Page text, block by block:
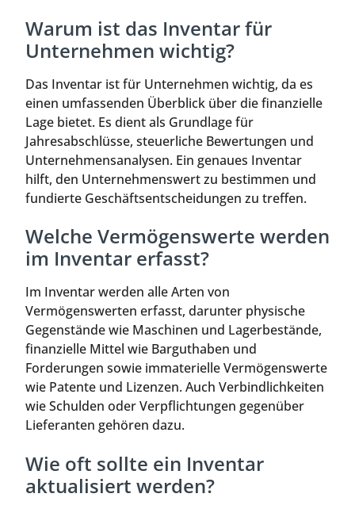
Warum ist das Inventar für
Unternehmen wichtig?
Das Inventar ist für Unternehmen wichtig, da es
einen umfassenden Überblick über die finanzielle
Lage bietet. Es dient als Grundlage für
Jahresabschlüsse, steuerliche Bewertungen und
Unternehmensanalysen. Ein genaues Inventar
hilft, den Unternehmenswert zu bestimmen und
fundierte Geschäftsentscheidungen zu treffen.
Welche Vermögenswerte werden
im Inventar erfasst?
Im Inventar werden alle Arten von
Vermögenswerten erfasst, darunter physische
Gegenstände wie Maschinen und Lagerbestände,
finanzielle Mittel wie Barguthaben und
Forderungen sowie immaterielle Vermögenswerte
wie Patente und Lizenzen. Auch Verbindlichkeiten
wie Schulden oder Verpflichtungen gegenüber
Lieferanten gehören dazu.
Wie oft sollte ein Inventar
aktualisiert werden?